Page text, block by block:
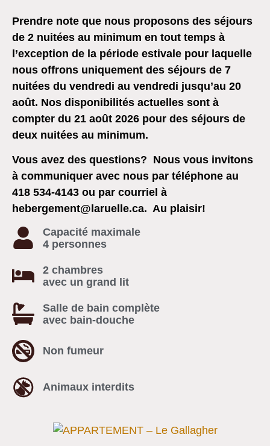
Prendre note que nous proposons des séjours
de 2 nuitées au minimum en tout temps à
l’exception de la période estivale pour laquelle
nous offrons uniquement des séjours de 7
nuitées du vendredi au vendredi jusqu’au 20
août. Nos disponibilités actuelles sont à
compter du 21 août 2026 pour des séjours de
deux nuitées au minimum.
Vous avez des questions? Nous vous invitons
à communiquer avec nous par téléphone au
418 534-4143 ou par courriel à
hebergement@laruelle.ca. Au plaisir!
Capacité maximale
4 personnes
2 chambres
avec un grand lit
Salle de bain complète
avec bain-douche
Non fumeur
Animaux interdits